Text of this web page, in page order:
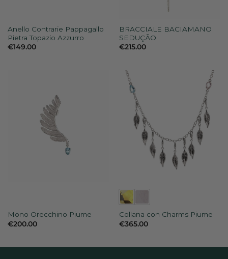
Anello Contrarie Pappagallo
Pietra Topazio Azzurro
€149.00
BRACCIALE BACIAMANO
SEDUÇÃO
€215.00
Mono Orecchino Piume
€200.00
Collana con Charms Piume
€365.00